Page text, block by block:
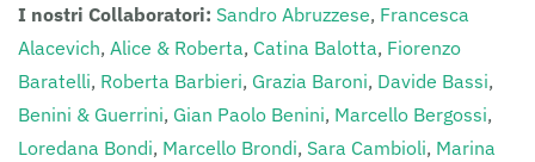
I nostri Collaboratori: Sandro Abruzzese, Francesca
Alacevich, Alice & Roberta, Catina Balotta, Fiorenzo
Baratelli, Roberta Barbieri, Grazia Baroni, Davide Bassi,
Benini & Guerrini, Gian Paolo Benini, Marcello Bergossi,
Loredana Bondi, Marcello Brondi, Sara Cambioli, Marina